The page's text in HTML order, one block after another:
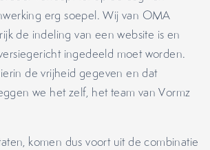
erg soepel. Wij van OMA
de indeling van een website is en
ingedeeld moet worden.
de vrijheid gegeven en dat
we het zelf, het team van Vormz
komen dus voort uit de combinatie